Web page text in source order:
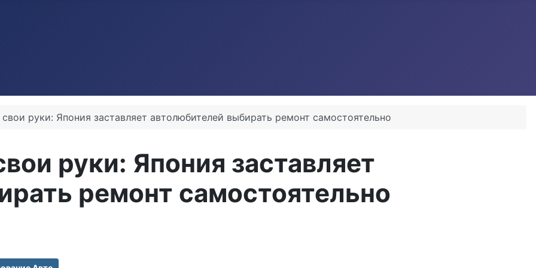
руки: Япония заставляет автолюбителей выбирать ремонт самостоятельно
руки: Япония заставляет
ремонт самостоятельно